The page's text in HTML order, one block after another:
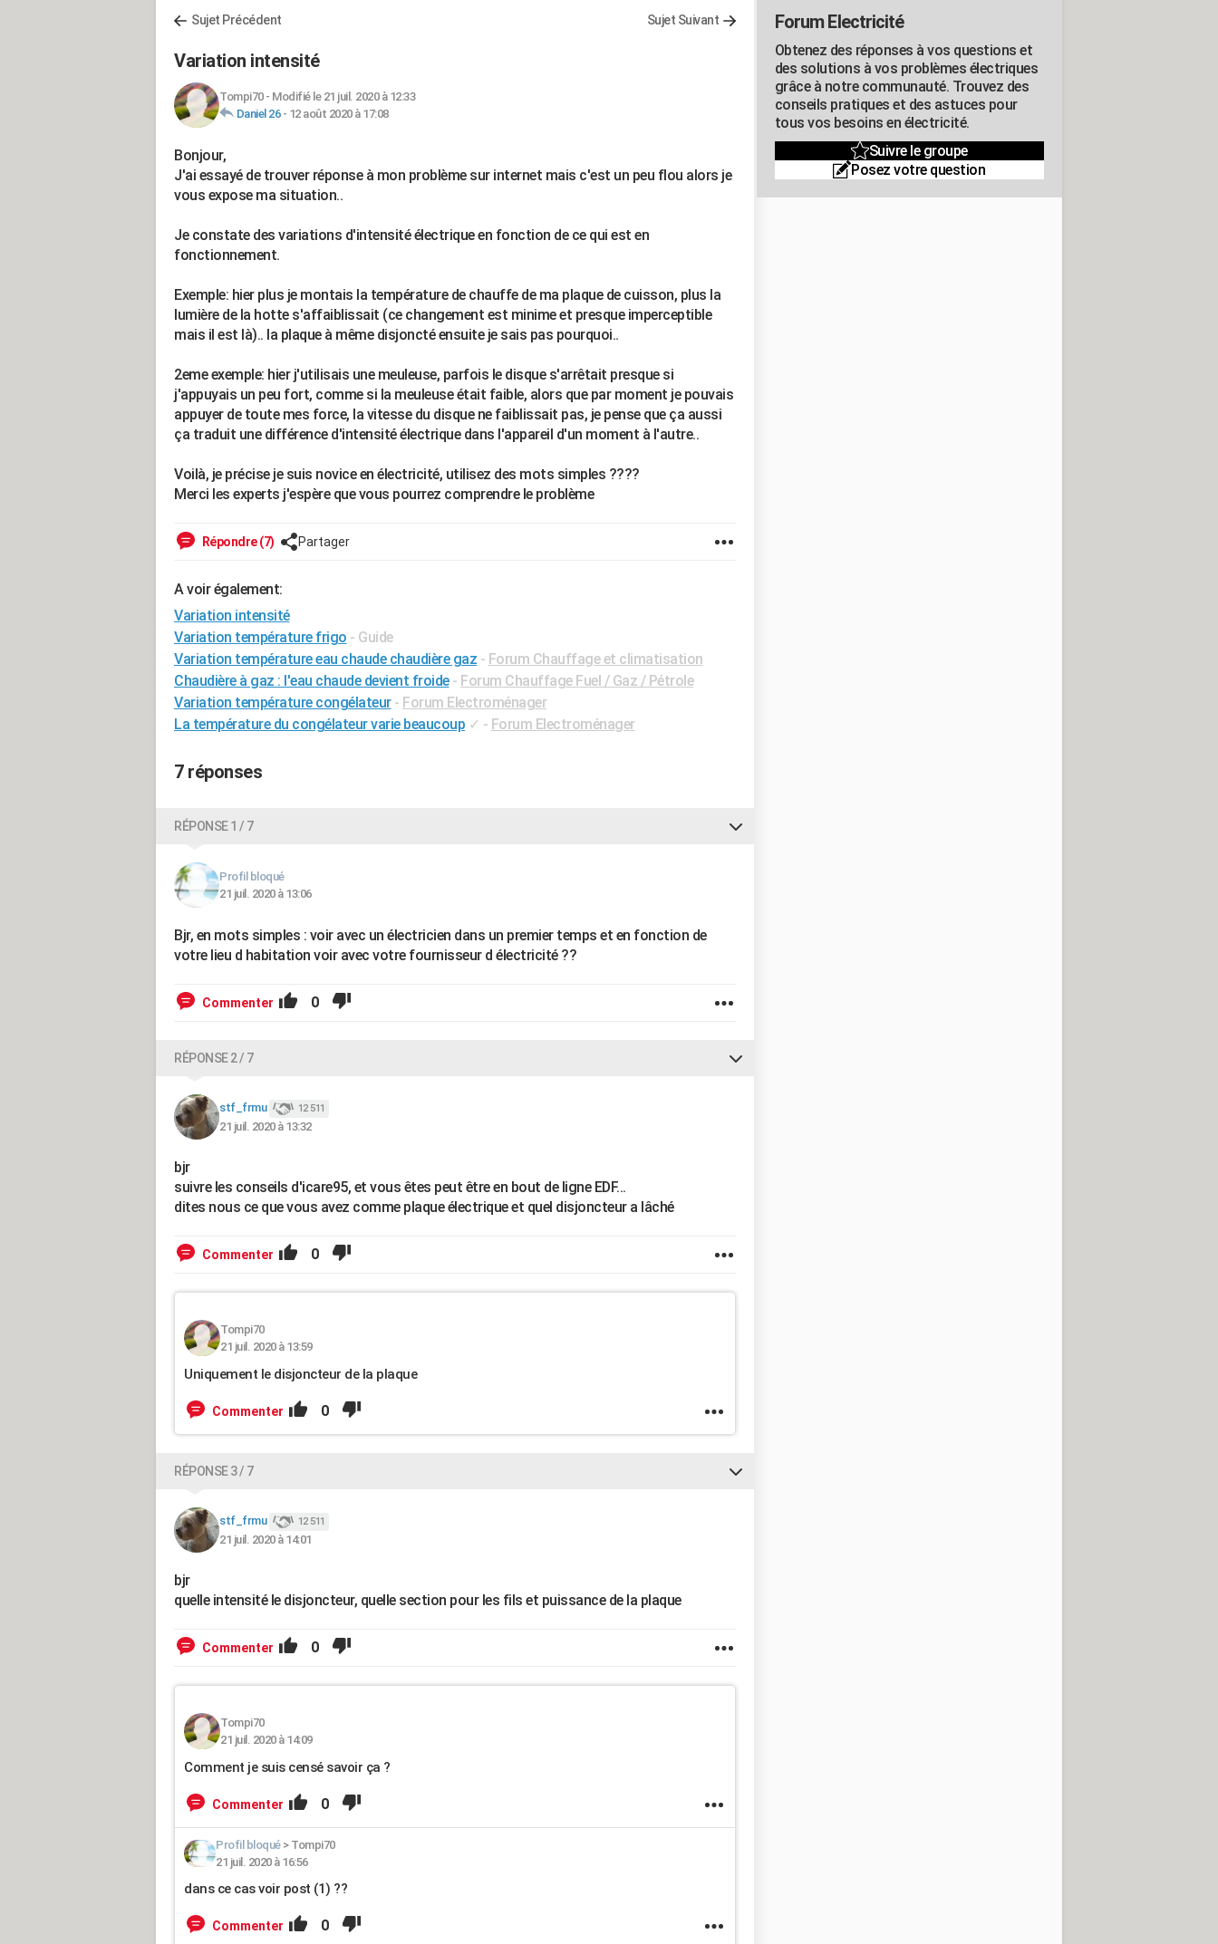
Sujet Précédent Sujet Suivant
Variation intensité
Tompi70- Modifié le 21 juil. 2020 à 12:33
Daniel 26- 12 août 2020 à 17:08
Bonjour,
J'ai essayé de trouver réponse à mon problème sur internet mais c'est un peu flou alors je
vous expose ma situation..
Je constate des variations d'intensité électrique en fonction de ce qui est en
fonctionnement.
Exemple: hier plus je montais la température de chauffe de ma plaque de cuisson, plus la
lumière de la hotte s'affaiblissait (ce changement est minime et presque imperceptible
mais il est là).. la plaque à même disjoncté ensuite je sais pas pourquoi..
2eme exemple: hier j'utilisais une meuleuse, parfois le disque s'arrêtait presque si
j'appuyais un peu fort, comme si la meuleuse était faible, alors que par moment je pouvais
appuyer de toute mes force, la vitesse du disque ne faiblissait pas, je pense que ça aussi
ça traduit une différence d'intensité électrique dans l'appareil d'un moment à l'autre..
Voilà, je précise je suis novice en électricité, utilisez des mots simples ????
Merci les experts j'espère que vous pourrez comprendre le problème
Répondre (7) Partager
A voir également:
Variation intensité
Variation température frigo - Guide
Variation température eau chaude chaudière gaz - Forum Chauffage et climatisation
Chaudière à gaz : l'eau chaude devient froide - Forum Chauffage Fuel / Gaz / Pétrole
Variation température congélateur - Forum Electroménager
La température du congélateur varie beaucoup ✓ - Forum Electroménager
7 réponses
RÉPONSE 1 / 7
Profil bloqué
21 juil. 2020 à 13:06
Bjr, en mots simples : voir avec un électricien dans un premier temps et en fonction de
votre lieu d habitation voir avec votre fournisseur d électricité ??
Commenter 0
RÉPONSE 2 / 7
stf_frmu 12 511
21 juil. 2020 à 13:32
bjr
suivre les conseils d'icare95, et vous êtes peut être en bout de ligne EDF...
dites nous ce que vous avez comme plaque électrique et quel disjoncteur a lâché
Commenter 0
Tompi70
21 juil. 2020 à 13:59
Uniquement le disjoncteur de la plaque
Commenter 0
RÉPONSE 3 / 7
stf_frmu 12 511
21 juil. 2020 à 14:01
bjr
quelle intensité le disjoncteur, quelle section pour les fils et puissance de la plaque
Commenter 0
Tompi70
21 juil. 2020 à 14:09
Comment je suis censé savoir ça ?
Commenter 0
Profil bloqué> Tompi70
21 juil. 2020 à 16:56
dans ce cas voir post (1) ??
Commenter 0
Forum Electricité
Obtenez des réponses à vos questions et
des solutions à vos problèmes électriques
grâce à notre communauté. Trouvez des
conseils pratiques et des astuces pour
tous vos besoins en électricité.
Suivre le groupe
Posez votre question